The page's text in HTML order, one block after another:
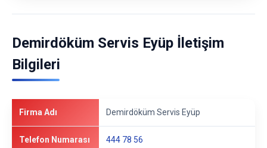
Demirdöküm Servis Eyüp İletişim
Bilgileri
Firma Adı Demirdöküm Servis Eyüp
Telefon Numarası 444 78 56